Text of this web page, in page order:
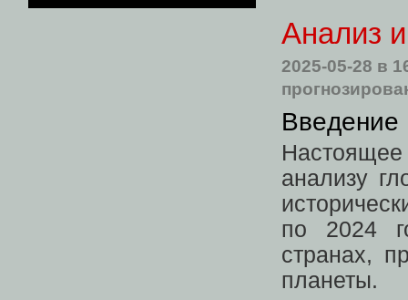
Анализ
2025-05-28 в
Введение
анализу
по 2024
странах,
планеты.